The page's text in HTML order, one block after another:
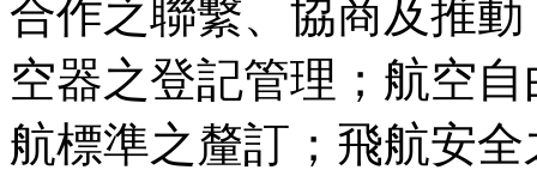
合作之聯繫、協商及推
空器之登記管理；航空
航標準之釐訂；飛航安